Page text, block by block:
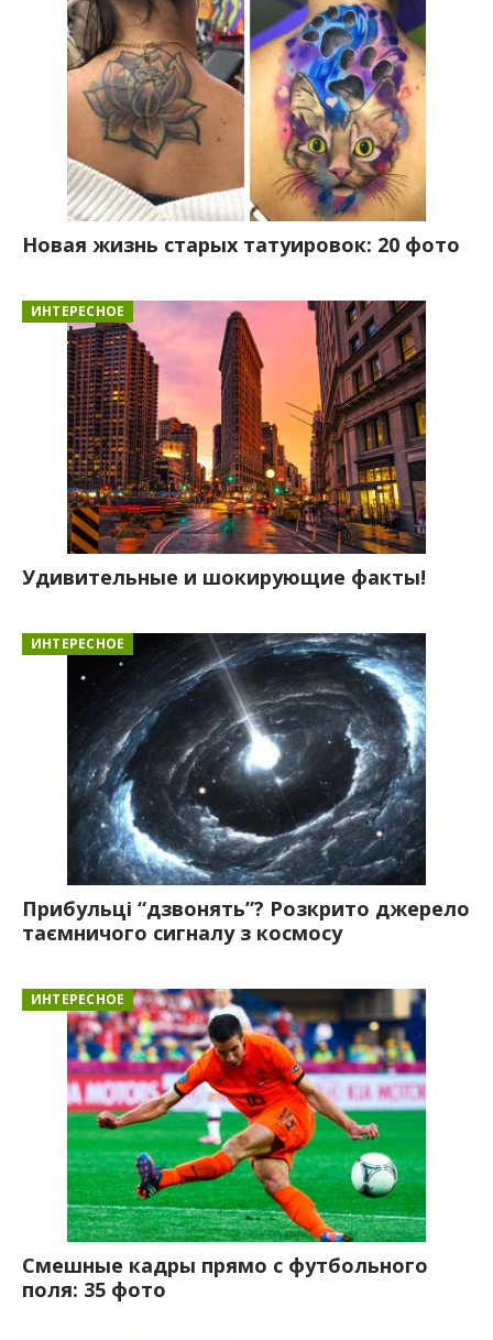
Новая жизнь старых татуировок: 20 фото
ИНТЕРЕСНОЕ
Удивительные и шокирующие факты!
ИНТЕРЕСНОЕ
Прибульці “дзвонять”? Розкрито джерело
таємничого сигналу з космосу
ИНТЕРЕСНОЕ
Смешные кадры прямо с футбольного
поля: 35 фото